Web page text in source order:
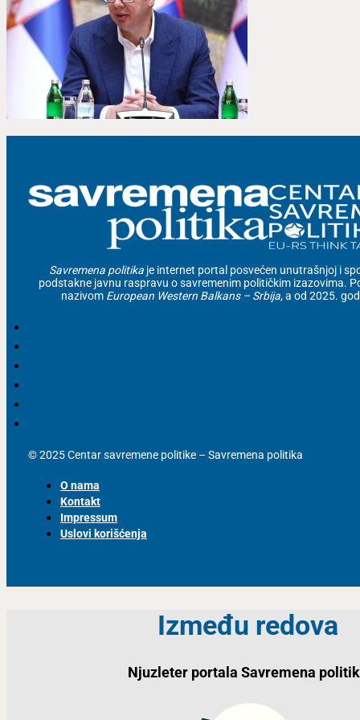
Savremena politika je internet portal posvećen unutrašnjoj i
podstakne javnu raspravu o savremenim političkim izazovima.
nazivom European Western Balkans – Srbija, a od 2025.
© 2025 Centar savremene politike – Savremena politika
O nama
Kontakt
Impressum
Uslovi korišćenja
Između redova
Njuzleter portala Savremena